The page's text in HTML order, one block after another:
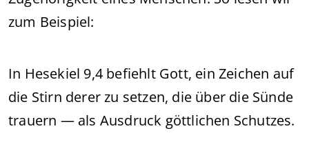
zum Beispiel:
In Hesekiel 9,4 befiehlt Gott, ein Zeichen auf
die Stirn derer zu setzen, die über die Sünde
trauern — als Ausdruck göttlichen Schutzes.